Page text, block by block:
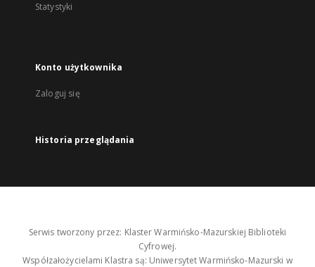
Statystyki
Konto użytkownika
Zaloguj się
Historia przeglądania
Serwis tworzony przez: Klaster Warmińsko-Mazurskiej Biblioteki
Cyfrowej.
Współzałożycielami Klastra są: Uniwersytet Warmińsko-Mazurski w